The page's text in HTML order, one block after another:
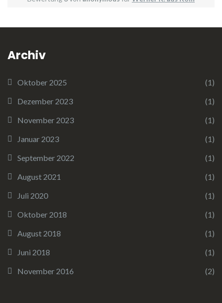
Archiv
Oktober 2025
(1)
Dezember 2023
(1)
November 2023
(1)
Januar 2023
(1)
September 2022
(1)
August 2021
(1)
Juli 2020
(1)
Oktober 2018
(1)
August 2018
(1)
Juni 2018
(1)
November 2016
(2)